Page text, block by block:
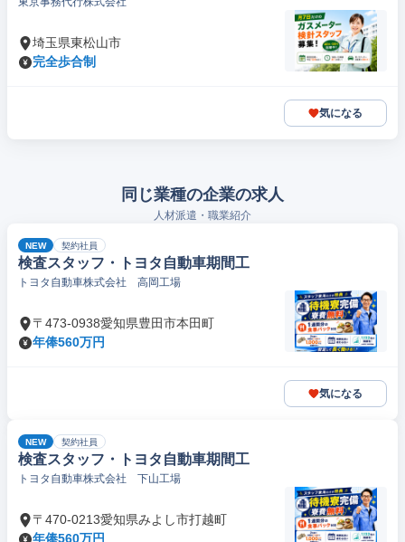
埼玉県東松山市
完全歩合制
気になる
同じ業種の企業の求人
人材派遣・職業紹介
NEW 契約社員
検査スタッフ・トヨタ自動車期間工
トヨタ自動車株式会社 高岡工場
〒473-0938愛知県豊田市本田町
年俸560万円
気になる
NEW 契約社員
検査スタッフ・トヨタ自動車期間工
トヨタ自動車株式会社 下山工場
〒470-0213愛知県みよし市打越町
年俸560万円